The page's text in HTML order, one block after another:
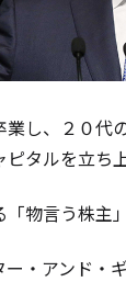
し、２０代
タルを立ち
物言う株主」
・アンド・